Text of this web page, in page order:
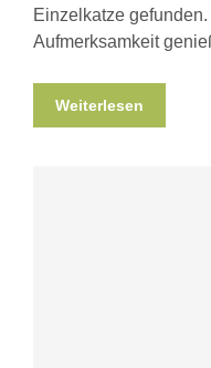
Einzelkatze
Aufmerksamkeit
Weiterlesen